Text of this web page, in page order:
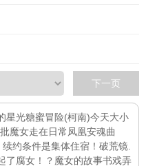
下一页
星光糖蜜冒险(柯南)今天大小
魔女走在日常 凤凰安魂曲
续约条件是集体住宿！ 破荒镜.
了腐女！？ 魔女的故事书戏弄